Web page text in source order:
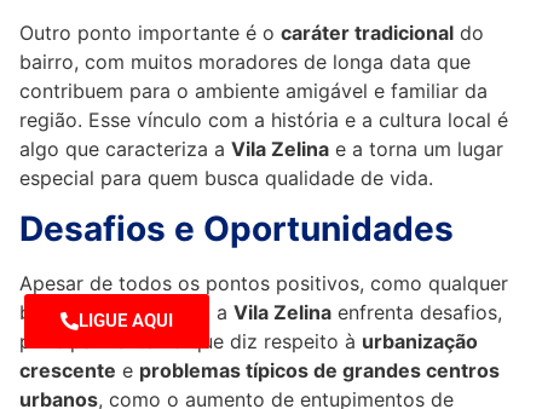
Outro ponto importante é o caráter tradicional do
bairro, com muitos moradores de longa data que
contribuem para o ambiente amigável e familiar da
região. Esse vínculo com a história e a cultura local é
algo que caracteriza a Vila Zelina e a torna um lugar
especial para quem busca qualidade de vida.
Desafios e Oportunidades
Apesar de todos os pontos positivos, como qualquer
bairro em São Paulo, a Vila Zelina enfrenta desafios,
principalmente no que diz respeito à urbanização
crescente e problemas típicos de grandes centros
urbanos, como o aumento de entupimentos de
LIGUE AQUI